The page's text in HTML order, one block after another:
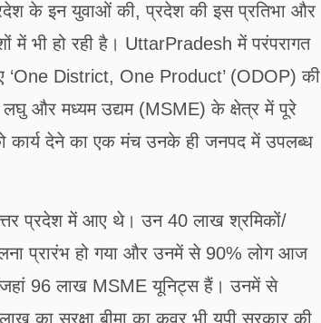
के इन युवाओं की, प्रदेश की इस प्रतिभा और
में भी हो रही है। UttarPradesh में परंपरागत
‘One District, One Product’ (ODOP) की
लघु और मध्यम उद्यम (MSME) के क्षेत्र में पूरे
कार्य देने का एक मंच उनके ही जनपद में उपलब्ध
प्रदेश में आए थे। उन 40 लाख श्रमिकों/
प्रारंभ हो गया और उनमें से 90% लोग आज
जहां 96 लाख MSME यूनिट्स हैं। उनमें से
का सुरक्षा बीमा का कवर भी यूपी सरकार की